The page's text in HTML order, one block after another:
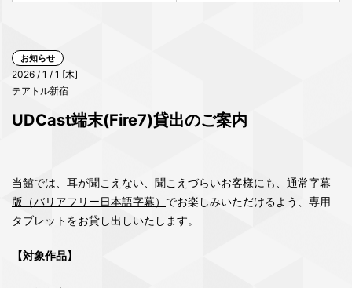
お知らせ
2026 / 1 / 1 [木]
テアトル新宿
UDCast端末(Fire7)貸出のご案内
当館では、耳が聞こえない、聞こえづらいお客様にも、 通常字幕
版（バリアフリー日本語字幕） でお楽しみいただけるよう、専用
タブレットをお貸し出しいたします。
【対象作品】